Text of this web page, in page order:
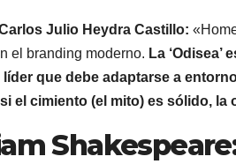
Julio Heydra Castillo:
el branding moderno. La
que debe adaptarse a
el cimiento (el mito) es sólido, la